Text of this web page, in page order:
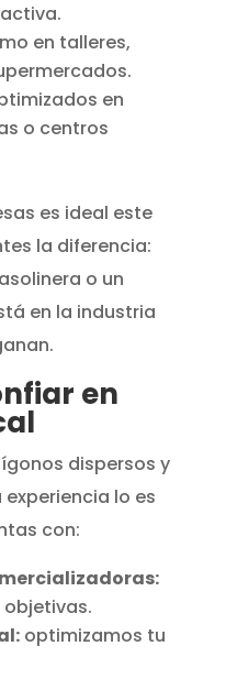
en talleres,
en
o centros
es ideal este
la diferencia:
o un
en la industria
en
dispersos y
lo es
con:
optimizamos tu